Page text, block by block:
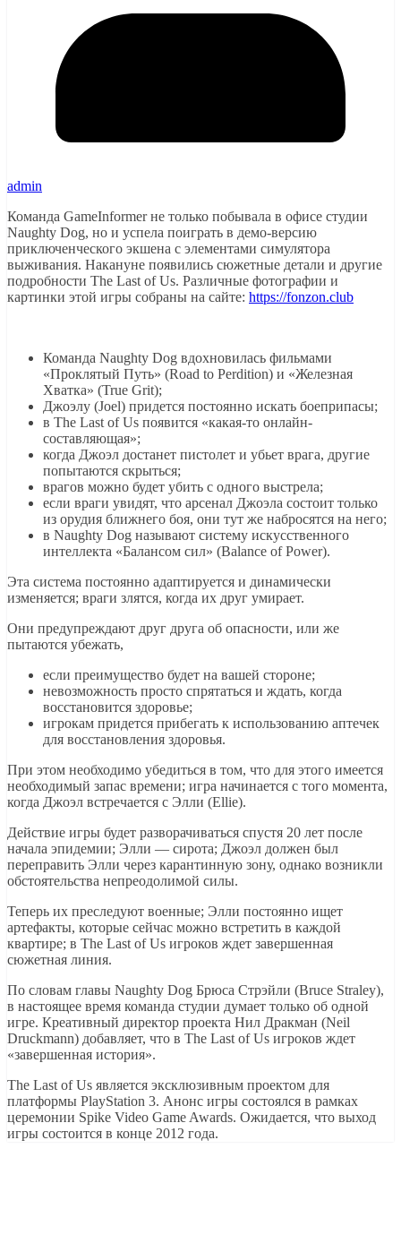
admin
Команда GameInformer не только побывала в офисе студии
Naughty Dog, но и успела поиграть в демо-версию
приключенческого экшена с элементами симулятора
выживания. Накануне появились сюжетные детали и другие
подробности The Last of Us. Различные фотографии и
картинки этой игры собраны на сайте: https://fonzon.club
Команда Naughty Dog вдохновилась фильмами
«Проклятый Путь» (Road to Perdition) и «Железная
Хватка» (True Grit);
Джоэлу (Joel) придется постоянно искать боеприпасы;
в The Last of Us появится «какая-то онлайн-
составляющая»;
когда Джоэл достанет пистолет и убьет врага, другие
попытаются скрыться;
врагов можно будет убить с одного выстрела;
если враги увидят, что арсенал Джоэла состоит только
из орудия ближнего боя, они тут же набросятся на него;
в Naughty Dog называют систему искусственного
интеллекта «Балансом сил» (Balance of Power).
Эта система постоянно адаптируется и динамически
изменяется; враги злятся, когда их друг умирает.
Они предупреждают друг друга об опасности, или же
пытаются убежать,
если преимущество будет на вашей стороне;
невозможность просто спрятаться и ждать, когда
восстановится здоровье;
игрокам придется прибегать к использованию аптечек
для восстановления здоровья.
При этом необходимо убедиться в том, что для этого имеется
необходимый запас времени; игра начинается с того момента,
когда Джоэл встречается с Элли (Ellie).
Действие игры будет разворачиваться спустя 20 лет после
начала эпидемии; Элли — сирота; Джоэл должен был
переправить Элли через карантинную зону, однако возникли
обстоятельства непреодолимой силы.
Теперь их преследуют военные; Элли постоянно ищет
артефакты, которые сейчас можно встретить в каждой
квартире; в The Last of Us игроков ждет завершенная
сюжетная линия.
По словам главы Naughty Dog Брюса Стрэйли (Bruce Straley),
в настоящее время команда студии думает только об одной
игре. Креативный директор проекта Нил Дракман (Neil
Druckmann) добавляет, что в The Last of Us игроков ждет
«завершенная история».
The Last of Us является эксклюзивным проектом для
платформы PlayStation 3. Анонс игры состоялся в рамках
церемонии Spike Video Game Awards. Ожидается, что выход
игры состоится в конце 2012 года.